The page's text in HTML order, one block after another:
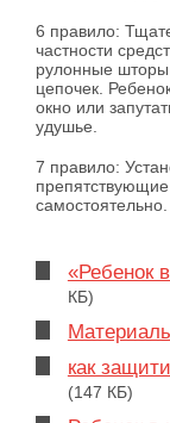
6 правило:
частности
рулонные
цепочек.
окно или
удушье.
7 правило:
самостоятельно.
«Ребенок
КБ)
как
(147 КБ)